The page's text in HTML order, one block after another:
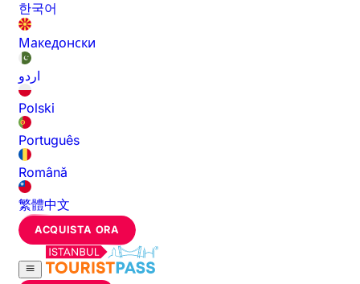
한국어
Македонски
اردو
Polski
Português
Română
繁體中文
ACQUISTA ORA